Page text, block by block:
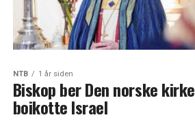
NTB 1 år siden
Biskop ber Den norske kirke
boikotte Israel